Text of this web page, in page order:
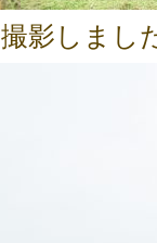
影しまし